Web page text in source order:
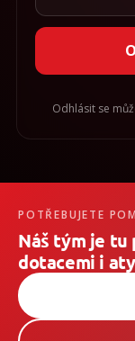
Odhlásit se
POTŘEBUJETE
Náš tým je tu
dotacemi i